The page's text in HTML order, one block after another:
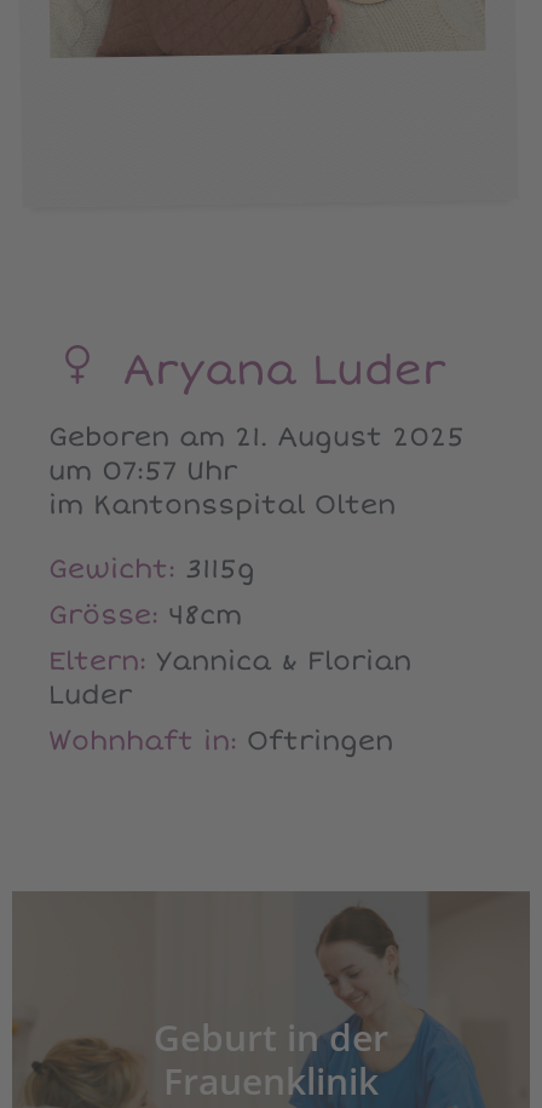
Aryana Luder
Geboren am 21. August 2025
um 07:57 Uhr
im Kantonsspital Olten
Gewicht: 3115g
Grösse: 48cm
Eltern: Yannica & Florian
Luder
Wohnhaft in: Oftringen
Geburt in der
Frauenklinik